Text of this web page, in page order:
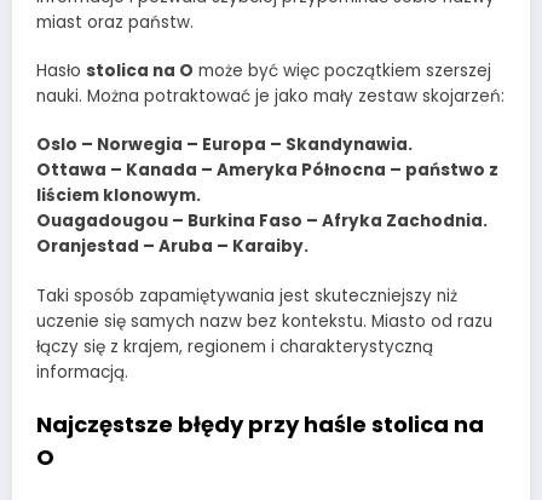
miast oraz państw.
Hasło stolica na O może być więc początkiem szerszej
nauki. Można potraktować je jako mały zestaw skojarzeń:
Oslo – Norwegia – Europa – Skandynawia.
Ottawa – Kanada – Ameryka Północna – państwo z
liściem klonowym.
Ouagadougou – Burkina Faso – Afryka Zachodnia.
Oranjestad – Aruba – Karaiby.
Taki sposób zapamiętywania jest skuteczniejszy niż
uczenie się samych nazw bez kontekstu. Miasto od razu
łączy się z krajem, regionem i charakterystyczną
informacją.
Najczęstsze błędy przy haśle stolica na
O